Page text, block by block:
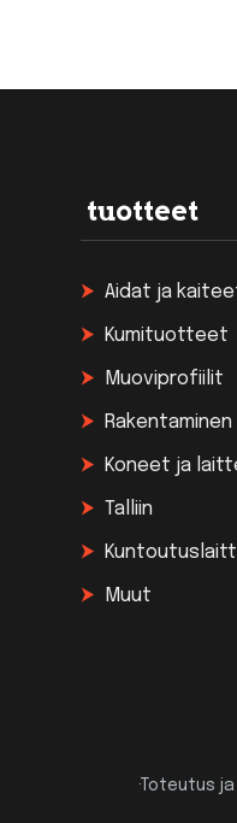
tuotteet
Aidat ja
Kumituotteet
Muoviprofiilit
Rakentaminen
Koneet ja
Talliin
Muut
·Toteutus